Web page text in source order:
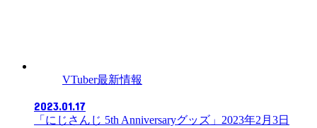
VTuber最新情報
2023.01.17
「にじさんじ 5th Anniversaryグッズ」2023年2月3日